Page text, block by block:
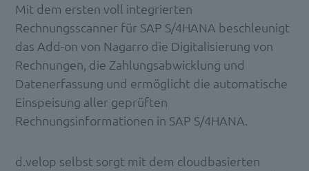
Mit dem ersten voll integrierten
Rechnungsscanner für SAP S/4HANA beschleunigt
das Add-on von Nagarro die Digitalisierung von
Rechnungen, die Zahlungsabwicklung und
Datenerfassung und ermöglicht die automatische
Einspeisung aller geprüften
Rechnungsinformationen in SAP S/4HANA.
d.velop selbst sorgt mit dem cloudbasierten